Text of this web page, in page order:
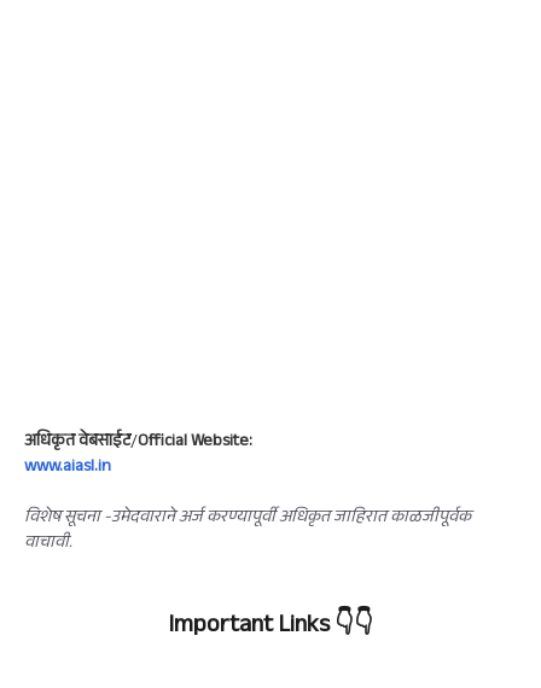
अधिकृत वेबसाईट/Official Website:
www.aiasl.in
विशेष सूचना -उमेदवाराने अर्ज करण्यापूर्वी अधिकृत जाहिरात काळजीपूर्वक
वाचावी.
Important Links👇👇